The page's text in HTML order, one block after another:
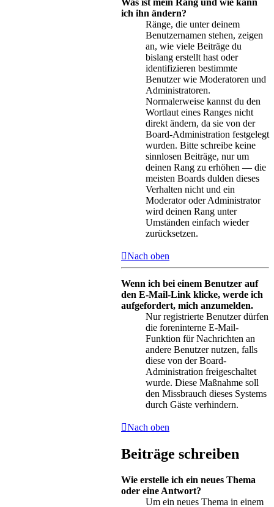
Was ist mein Rang und wie kann
ich ihn ändern?
Ränge, die unter deinem
Benutzernamen stehen, zeigen
an, wie viele Beiträge du
bislang erstellt hast oder
identifizieren bestimmte
Benutzer wie Moderatoren und
Administratoren.
Normalerweise kannst du den
Wortlaut eines Ranges nicht
direkt ändern, da sie von der
Board-Administration festgelegt
wurden. Bitte schreibe keine
sinnlosen Beiträge, nur um
deinen Rang zu erhöhen — die
meisten Boards dulden dieses
Verhalten nicht und ein
Moderator oder Administrator
wird deinen Rang unter
Umständen einfach wieder
zurücksetzen.
Nach oben
Wenn ich bei einem Benutzer auf
den E-Mail-Link klicke, werde ich
aufgefordert, mich anzumelden.
Nur registrierte Benutzer dürfen
die foreninterne E-Mail-
Funktion für Nachrichten an
andere Benutzer nutzen, falls
diese von der Board-
Administration freigeschaltet
wurde. Diese Maßnahme soll
den Missbrauch dieses Systems
durch Gäste verhindern.
Nach oben
Beiträge schreiben
Wie erstelle ich ein neues Thema
oder eine Antwort?
Um ein neues Thema in einem